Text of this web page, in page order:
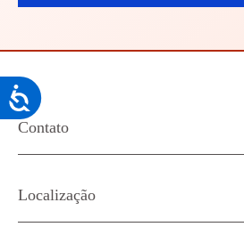
Acessibilidade
Contato
Localização